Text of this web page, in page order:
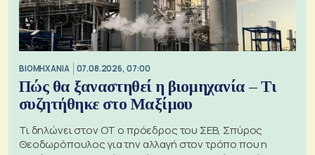
ΒΙΟΜΗΧΑΝΙΑ 07.08.2026, 07:00
Πώς θα ξαναστηθεί η βιομηχανία – Τι
συζητήθηκε στο Μαξίμου
Τι δηλώνει στον ΟΤ ο πρόεδρος του ΣΕΒ, Σπύρος
Θεοδωρόπουλος για την αλλαγή στον τρόπο που η